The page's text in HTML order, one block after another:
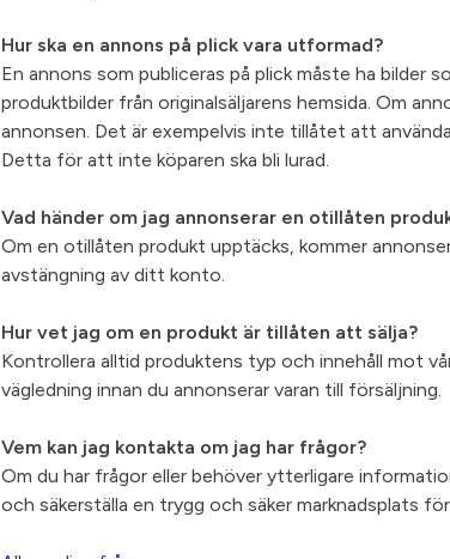
Hur ska en annons på plick vara utformad?
En annons som publiceras på plick måste ha bilder
produktbilder från originalsäljarens hemsida. Om
annonsen. Det är exempelvis inte tillåtet att
Detta för att inte köparen ska bli lurad.
Vad händer om jag annonserar en otillåten
Om en otillåten produkt upptäcks, kommer
avstängning av ditt konto.
Hur vet jag om en produkt är tillåten att sälja?
Kontrollera alltid produktens typ och innehåll mot
vägledning innan du annonserar varan till försäljning.
Vem kan jag kontakta om jag har frågor?
Om du har frågor eller behöver ytterligare
och säkerställa en trygg och säker marknadsplats för